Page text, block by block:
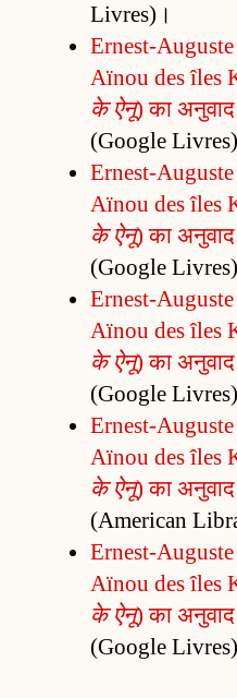
Livres)।
Ernest-Auguste
Aïnou des îles
के ऐनू) का
(Google
Ernest-Auguste
Aïnou des îles
के ऐनू) का
(Google
Ernest-Auguste
Aïnou des îles
के ऐनू) का
(Google
Ernest-Auguste
Aïnou des îles
के ऐनू) का
(American
Ernest-Auguste
Aïnou des îles
के ऐनू) का
(Google